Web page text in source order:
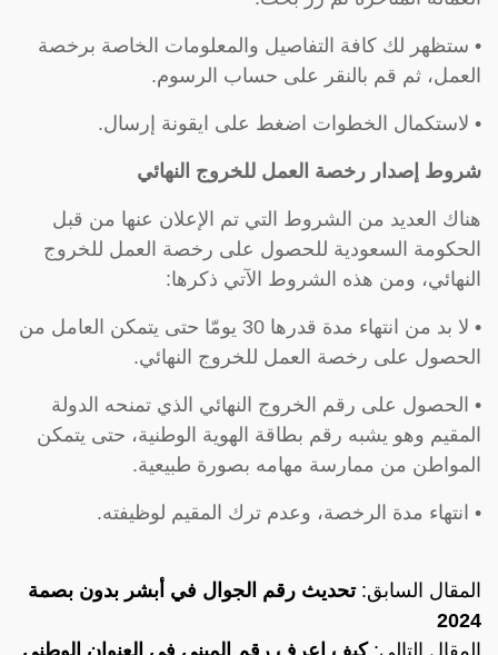
• ستظهر لك كافة التفاصيل والمعلومات الخاصة برخصة
العمل، ثم قم بالنقر على حساب الرسوم.
• لاستكمال الخطوات اضغط على ايقونة إرسال.
شروط إصدار رخصة العمل للخروج النهائي
هناك العديد من الشروط التي تم الإعلان عنها من قبل
الحكومة السعودية للحصول على رخصة العمل للخروج
النهائي، ومن هذه الشروط الآتي ذكرها:
• لا بد من انتهاء مدة قدرها 30 يومّا حتى يتمكن العامل من
الحصول على رخصة العمل للخروج النهائي.
• الحصول على رقم الخروج النهائي الذي تمنحه الدولة
المقيم وهو يشبه رقم بطاقة الهوية الوطنية، حتى يتمكن
المواطن من ممارسة مهامه بصورة طبيعية.
• انتهاء مدة الرخصة، وعدم ترك المقيم لوظيفته.
المقال السابق:تحديث رقم الجوال في أبشر بدون بصمة
2024